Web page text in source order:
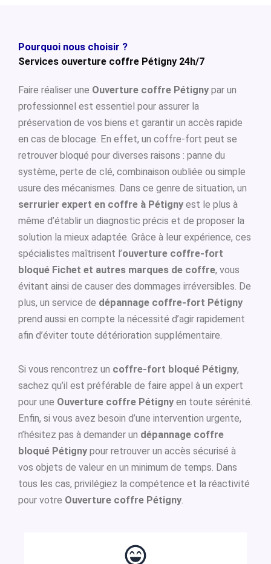
Pourquoi nous choisir ?
Services ouverture coffre Pétigny 24h/7
Faire réaliser une Ouverture coffre Pétigny par un
professionnel est essentiel pour assurer la
préservation de vos biens et garantir un accès rapide
en cas de blocage. En effet, un coffre-fort peut se
retrouver bloqué pour diverses raisons : panne du
système, perte de clé, combinaison oubliée ou simple
usure des mécanismes. Dans ce genre de situation, un
serrurier expert en coffre à Pétigny est le plus à
même d’établir un diagnostic précis et de proposer la
solution la mieux adaptée. Grâce à leur expérience, ces
spécialistes maîtrisent l’ouverture coffre-fort
bloqué Fichet et autres marques de coffre, vous
évitant ainsi de causer des dommages irréversibles. De
plus, un service de dépannage coffre-fort Pétigny
prend aussi en compte la nécessité d’agir rapidement
afin d’éviter toute détérioration supplémentaire.
Si vous rencontrez un coffre-fort bloqué Pétigny,
sachez qu’il est préférable de faire appel à un expert
pour une Ouverture coffre Pétigny en toute sérénité.
Enfin, si vous avez besoin d’une intervention urgente,
n’hésitez pas à demander un dépannage coffre
bloqué Pétigny pour retrouver un accès sécurisé à
vos objets de valeur en un minimum de temps. Dans
tous les cas, privilégiez la compétence et la réactivité
pour votre Ouverture coffre Pétigny.